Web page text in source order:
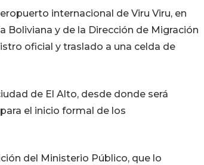
internacional de Viru Viru, en
Boliviana y de la Dirección de Migración
oficial y traslado a una celda de
de El Alto, desde donde será
el inicio formal de los
del Ministerio Público, que lo